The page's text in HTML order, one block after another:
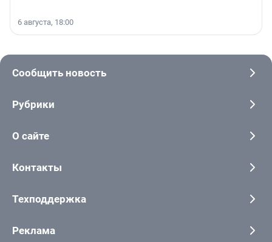
6 августа, 18:00
Сообщить новость
Рубрики
О сайте
Контакты
Техподдержка
Реклама